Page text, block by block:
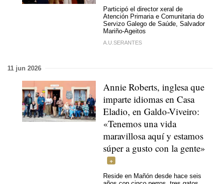
Participó el director xeral de
Atención Primaria e Comunitaria do
Servizo Galego de Saúde, Salvador
Mariño-Ageitos
A.U.SERANTES
11 jun 2026
Annie Roberts, inglesa que
imparte idiomas en Casa
Eladio, en Galdo-Viveiro:
«Tenemos una vida
maravillosa aquí y estamos
súper a gusto con la gente»
Reside en Mañón desde hace seis